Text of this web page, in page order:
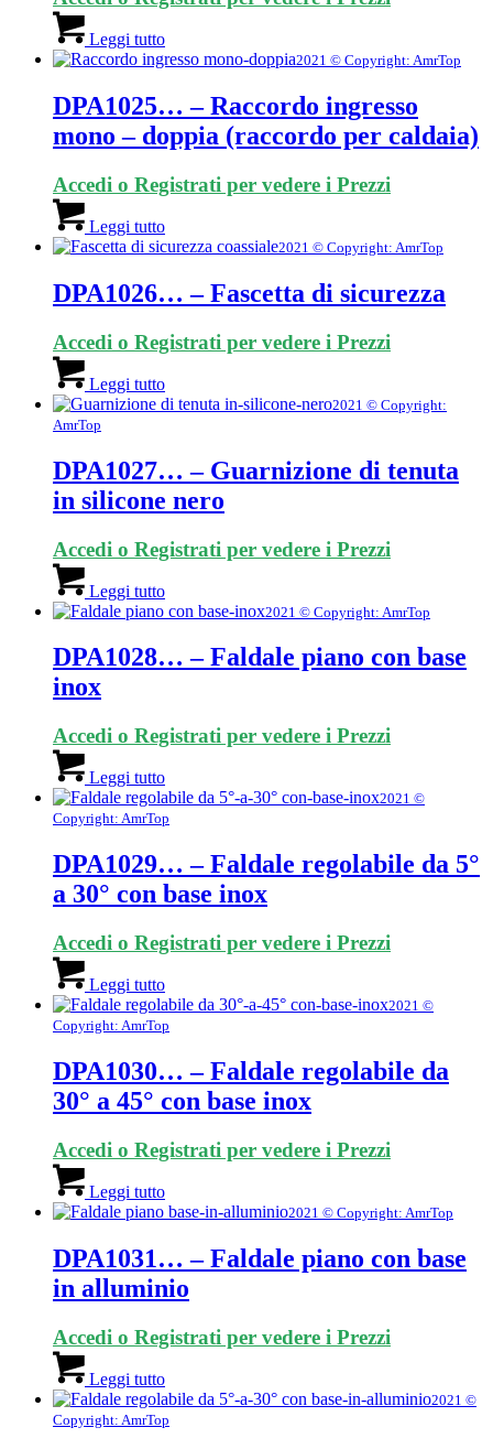
Leggi tutto
2021 © Copyright: AmrTop
DPA1025… – Raccordo ingresso
mono – doppia (raccordo per caldaia)
Accedi o Registrati per vedere i Prezzi
Leggi tutto
2021 © Copyright: AmrTop
DPA1026… – Fascetta di sicurezza
Accedi o Registrati per vedere i Prezzi
Leggi tutto
2021 © Copyright:
AmrTop
DPA1027… – Guarnizione di tenuta
in silicone nero
Accedi o Registrati per vedere i Prezzi
Leggi tutto
2021 © Copyright: AmrTop
DPA1028… – Faldale piano con base
inox
Accedi o Registrati per vedere i Prezzi
Leggi tutto
2021 ©
Copyright: AmrTop
DPA1029… – Faldale regolabile da 5°
a 30° con base inox
Accedi o Registrati per vedere i Prezzi
Leggi tutto
2021 ©
Copyright: AmrTop
DPA1030… – Faldale regolabile da
30° a 45° con base inox
Accedi o Registrati per vedere i Prezzi
Leggi tutto
2021 © Copyright: AmrTop
DPA1031… – Faldale piano con base
in alluminio
Accedi o Registrati per vedere i Prezzi
Leggi tutto
2021 ©
Copyright: AmrTop